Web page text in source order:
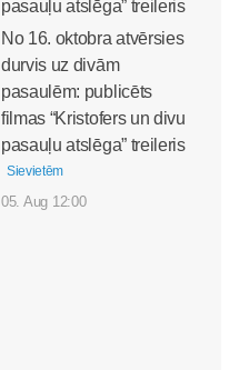
No 16. oktobra atvērsies
durvis uz divām
pasaulēm: publicēts
filmas “Kristofers un divu
pasauļu atslēga” treileris
Sievietēm
05. Aug 12:00